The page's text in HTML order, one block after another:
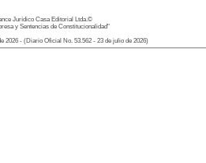
Jurídico Casa Editorial Ltda.©
y Sentencias de Constitucionalidad"
2026 - (Diario Oficial No. 53.562 - 23 de julio de 2026)